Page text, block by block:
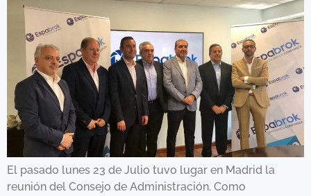
El pasado lunes 23 de Julio tuvo lugar en Madrid la
reunión del Consejo de Administración. Como